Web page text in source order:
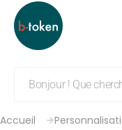
Accueil